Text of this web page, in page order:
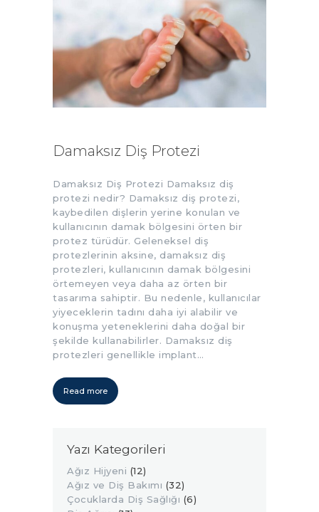
Damaksız Diş Protezi
Damaksız Diş Protezi Damaksız diş
protezi nedir? Damaksız diş protezi,
kaybedilen dişlerin yerine konulan ve
kullanıcının damak bölgesini örten bir
protez türüdür. Geleneksel diş
protezlerinin aksine, damaksız diş
protezleri, kullanıcının damak bölgesini
örtemeyen veya daha az örten bir
tasarıma sahiptir. Bu nedenle, kullanıcılar
yiyeceklerin tadını daha iyi alabilir ve
konuşma yeteneklerini daha doğal bir
şekilde kullanabilirler. Damaksız diş
protezleri genellikle implant…
Read more
Yazı Kategorileri
Ağız Hijyeni (12)
Ağız ve Diş Bakımı (32)
Çocuklarda Diş Sağlığı (6)